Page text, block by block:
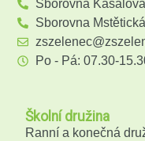
Sborovna
Sborovna
Po - Pá: 07.30-
Školní družina
Ranní a konečná